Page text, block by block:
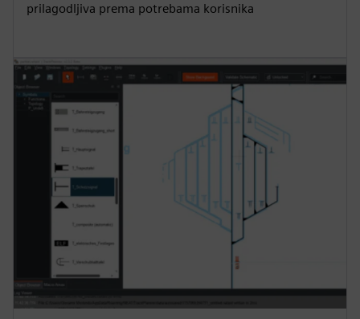
prilagodljiva prema potrebama korisnika